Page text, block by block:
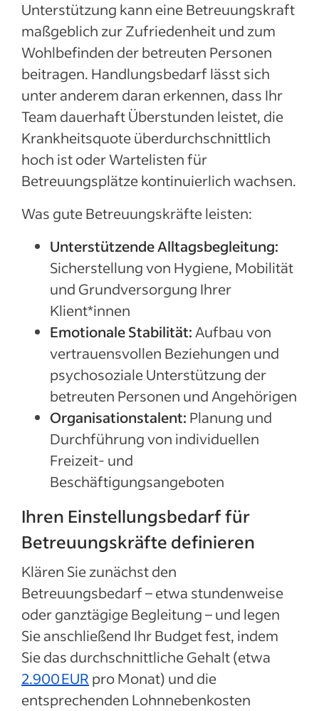
Unterstützung kann eine Betreuungskraft
maßgeblich zur Zufriedenheit und zum
Wohlbefinden der betreuten Personen
beitragen. Handlungsbedarf lässt sich
unter anderem daran erkennen, dass Ihr
Team dauerhaft Überstunden leistet, die
Krankheitsquote überdurchschnittlich
hoch ist oder Wartelisten für
Betreuungsplätze kontinuierlich wachsen.
Was gute Betreuungskräfte leisten:
Unterstützende Alltagsbegleitung:
Sicherstellung von Hygiene, Mobilität
und Grundversorgung Ihrer
Klient*innen
Emotionale Stabilität: Aufbau von
vertrauensvollen Beziehungen und
psychosoziale Unterstützung der
betreuten Personen und Angehörigen
Organisationstalent: Planung und
Durchführung von individuellen
Freizeit- und
Beschäftigungsangeboten
Ihren Einstellungsbedarf für
Betreuungskräfte definieren
Klären Sie zunächst den
Betreuungsbedarf – etwa stundenweise
oder ganztägige Begleitung – und legen
Sie anschließend Ihr Budget fest, indem
Sie das durchschnittliche Gehalt (etwa
2.900 EUR pro Monat) und die
entsprechenden Lohnnebenkosten